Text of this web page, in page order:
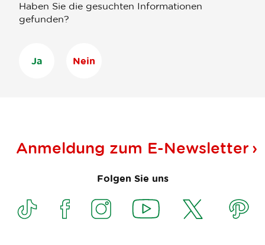
Haben Sie die gesuchten Informationen
gefunden?
Ja Nein
Anmeldung zum E-Newsletter
Folgen Sie uns